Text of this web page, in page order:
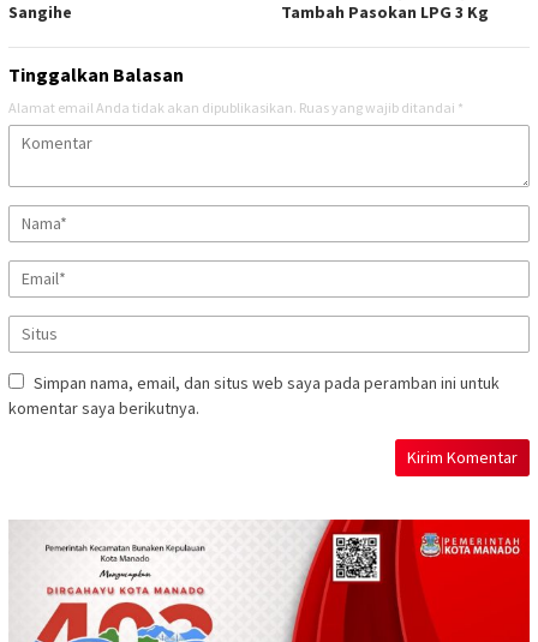
Sangihe
Tambah Pasokan LPG 3 Kg
Tinggalkan Balasan
Alamat email Anda tidak akan dipublikasikan. Ruas yang wajib ditandai *
Simpan nama, email, dan situs web saya pada peramban ini untuk
komentar saya berikutnya.